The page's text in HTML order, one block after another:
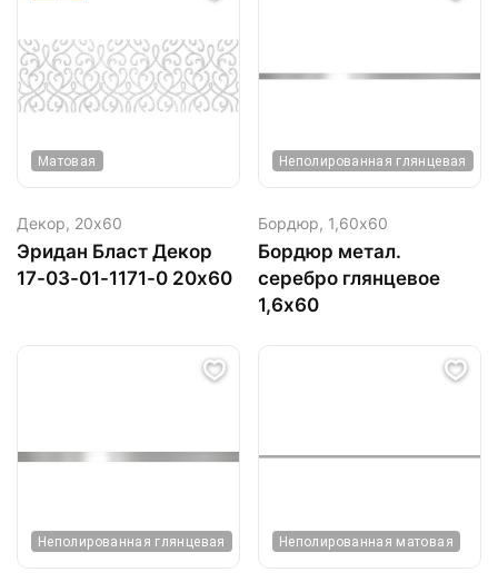
Матовая
Декор, 20х60
Эридан Бласт Декор
17-03-01-1171-0 20х60
Неполированная глянцевая
Бордюр, 1,60х60
Бордюр метал.
серебро глянцевое
1,6х60
Неполированная глянцевая Неполированная матовая